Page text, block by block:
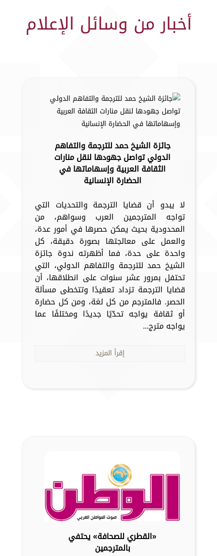
أخبار من وسائل الإعلام
جائزة الشيخ حمد للترجمة والتفاهم
الدولي تواصل جهودها لنقل منارات
الثقافة العربية وإسهاماتها في
الحضارة الإنسانية
لا يبدو أن قضايا الترجمة والتحديات التي
تواجه المترجمين العرب وسواهم، من
المحدودية بحيث يمكن حصرها في أمور عدة،
والعمل على معالجتها بصورة دقيقة، كل
واحدة على حدة، فما أظهرته ندوة جائزة
الشيخ حمد للترجمة والتفاهم الدولي، التي
تحتفل بمرور عشر سنوات على انطلاقها، أن
قضايا الترجمة تزداد تعقيدًا وتتخطى مسألة
الحصر. فالمترجم من كل لغة، ومن كل حضارة
أو ثقافة يواجه تحدّيًا جديدًا ومختلفًا عما
يواجه مترج...
إقرأ المزيد
«القطري للصحافة» يحتفي
بالمترجمين